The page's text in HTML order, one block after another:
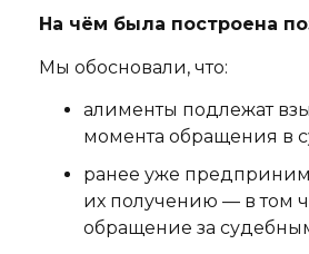
На чём была построена
Мы обосновали, что:
алименты подлежат
момента обращения в
ранее уже
их получению — в том
обращение за